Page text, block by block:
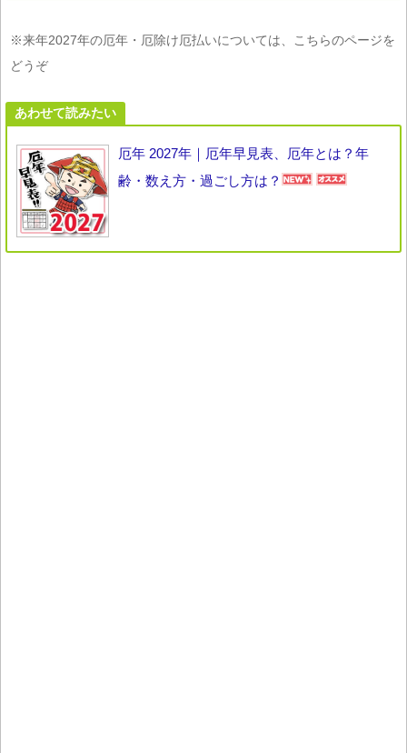
※来年2027年の厄年・厄除け厄払いについては、こちらのページを
どうぞ
あわせて読みたい
厄年 2027年｜厄年早見表、厄年とは？年
齢・数え方・過ごし方は？